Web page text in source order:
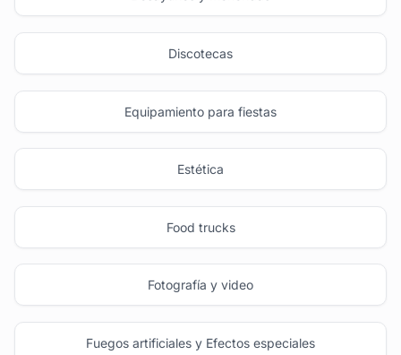
Discotecas
Equipamiento para fiestas
Estética
Food trucks
Fotografía y video
Fuegos artificiales y Efectos especiales